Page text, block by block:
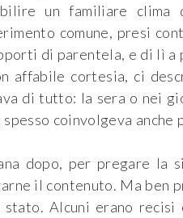
un familiare clima
comune, presi
di parentela, e di lì a
affabile cortesia, ci
di tutto: la sera o nei
coinvolgeva
dopo, per pregare
il contenuto. Ma ben
stato. Alcuni erano